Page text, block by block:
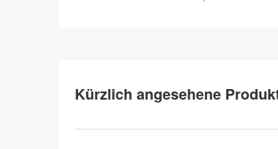
Kürzlich angesehene